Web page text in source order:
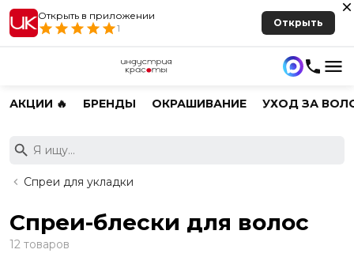
Открыть в приложении
1
Открыть
АКЦИИ 🔥 БРЕНДЫ ОКРАШИВАНИЕ УХОД ЗА
Спреи для укладки
Спреи-блески для волос
12 товаров